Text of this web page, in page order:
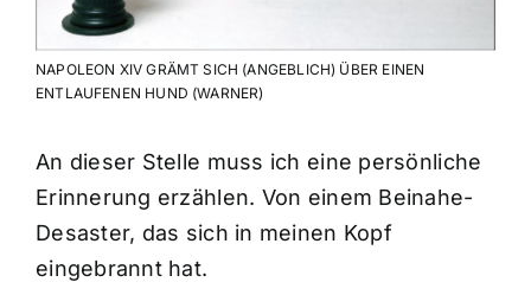
NAPOLEON XIV GRÄMT SICH (ANGEBLICH) ÜBER EINEN
ENTLAUFENEN HUND (WARNER)
An dieser Stelle muss ich eine persönliche
Erinnerung erzählen. Von einem Beinahe-
Desaster, das sich in meinen Kopf
eingebrannt hat.